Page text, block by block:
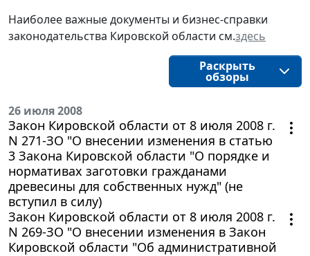
Наиболее важные документы и бизнес-справки
законодательства Кировской области см.здесь
Раскрыть
обзоры
26 июля 2008
Закон Кировской области от 8 июля 2008 г.
N 271-ЗО "О внесении изменения в статью
3 Закона Кировской области "О порядке и
нормативах заготовки гражданами
древесины для собственных нужд" (не
вступил в силу)
Закон Кировской области от 8 июля 2008 г.
N 269-ЗО "О внесении изменения в Закон
Кировской области "Об административной